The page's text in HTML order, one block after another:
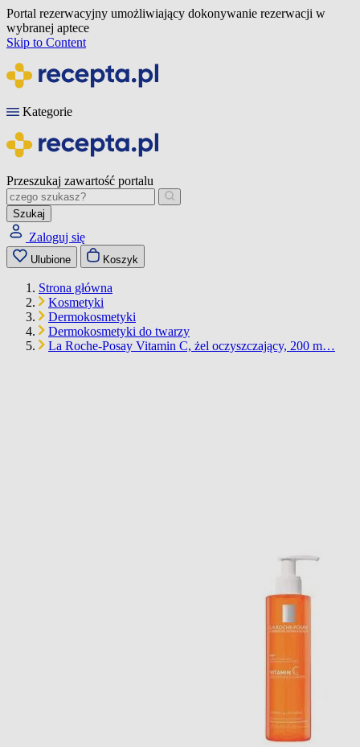
Portal rezerwacyjny umożliwiający dokonywanie rezerwacji w
wybranej aptece
Skip to Content
Kategorie
Przeszukaj zawartość portalu
Szukaj
Zaloguj się
Ulubione Koszyk
Strona główna
Kosmetyki
Dermokosmetyki
Dermokosmetyki do twarzy
La Roche-Posay Vitamin C, żel oczyszczający, 200 m…